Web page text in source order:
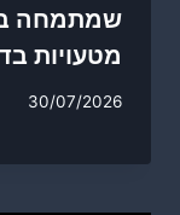
שמתמחה
מטעויות
30/07/2026